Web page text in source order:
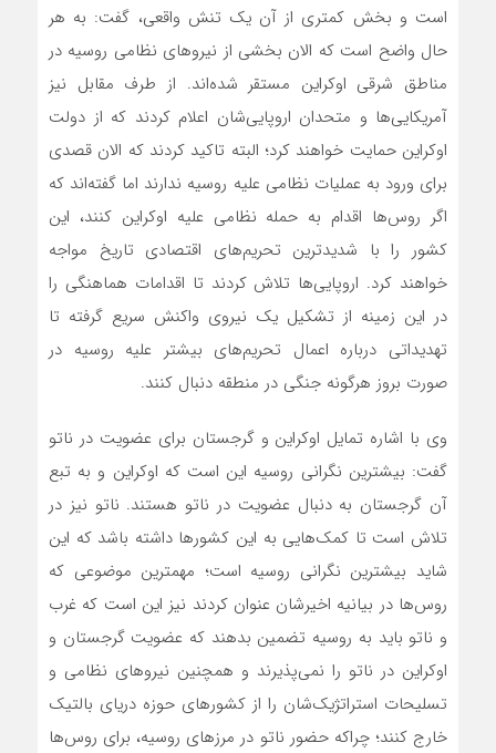
است و بخش کمتری از آن یک تنش واقعی، گفت: به هر
حال واضح است که الان بخشی از نیروهای نظامی روسیه در
مناطق شرقی اوکراین مستقر شده‌اند. از طرف مقابل نیز
آمریکایی‌ها و متحدان اروپایی‌شان اعلام کردند که از دولت
اوکراین حمایت خواهند کرد؛ البته تاکید کردند که الان قصدی
برای ورود به عملیات نظامی علیه روسیه ندارند اما گفته‌اند که
اگر روس‌ها اقدام به حمله نظامی علیه اوکراین کنند، این
کشور را با شدیدترین تحریم‌های اقتصادی تاریخ مواجه
خواهند کرد. اروپایی‌ها تلاش کردند تا اقدامات هماهنگی را
در این زمینه از تشکیل یک نیروی واکنش سریع گرفته تا
تهدیداتی درباره اعمال تحریم‌های بیشتر علیه روسیه در
صورت بروز هرگونه جنگی در منطقه دنبال کنند.
وی با اشاره تمایل اوکراین و گرجستان برای عضویت در ناتو
گفت: بیشترین نگرانی روسیه این است که اوکراین و به تبع
آن گرجستان به دنبال عضویت در ناتو هستند. ناتو نیز در
تلاش است تا کمک‌هایی به این کشورها داشته باشد که این
شاید بیشترین نگرانی روسیه است؛ مهمترین موضوعی که
روس‌ها در بیانیه‌ اخیرشان عنوان کردند نیز این است که غرب
و ناتو باید به روسیه تضمین بدهند که عضویت گرجستان و
اوکراین در ناتو را نمی‌پذیرند و همچنین نیروهای نظامی‌ و
تسلیحات استراتژیک‌شان را از کشورهای حوزه دریای بالتیک
خارج کنند؛ چراکه حضور ناتو در مرزهای روسیه، برای روس‌ها